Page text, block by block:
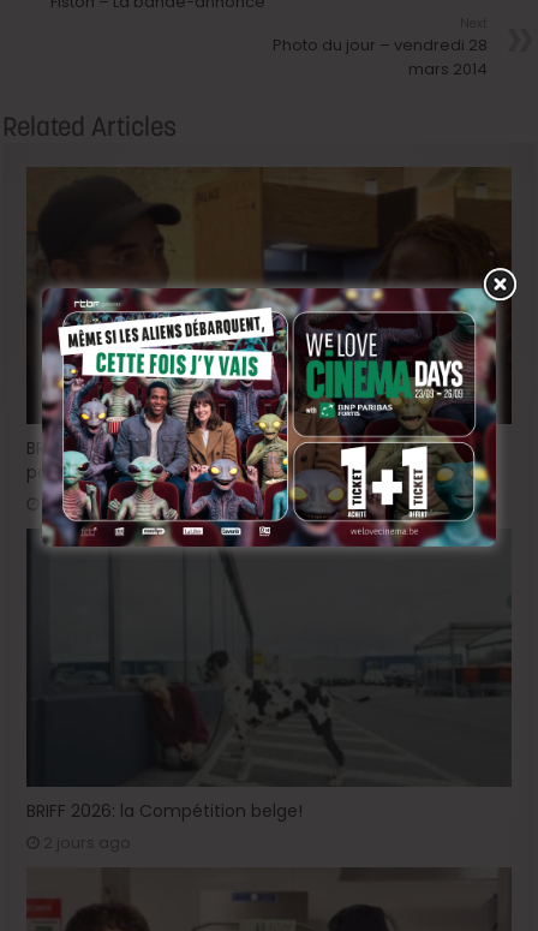
Photo du jour – vendredi 28
mars 2014
Related Articles
BRIFF Express: Tom Adjibi et Adéola Hawna, « Ceci n’est
pas un film français ».
4 heures ago
BRIFF 2026: la Compétition belge!
2 jours ago